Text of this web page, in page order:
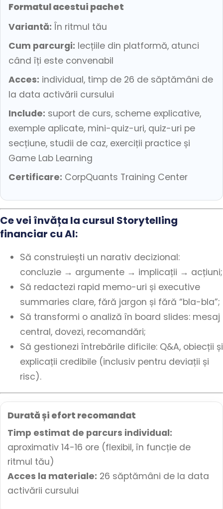
Formatul acestui pachet
Variantă: În ritmul tău
Cum parcurgi: lecțiile din platformă, atunci
când îți este convenabil
Acces: individual, timp de 26 de săptămâni de
la data activării cursului
Include: suport de curs, scheme explicative,
exemple aplicate, mini-quiz-uri, quiz-uri pe
secțiune, studii de caz, exerciții practice și
Game Lab Learning
Certificare: CorpQuants Training Center
Ce vei învăța la cursul Storytelling
financiar cu AI:
Să construiești un narativ decizional:
concluzie → argumente → implicații → acțiuni;
Să redactezi rapid memo-uri și executive
summaries clare, fără jargon și fără “bla-bla”;
Să transformi o analiză în board slides: mesaj
central, dovezi, recomandări;
Să gestionezi întrebările dificile: Q&A, obiecții și
explicații credibile (inclusiv pentru deviații și
risc).
Durată și efort recomandat
Timp estimat de parcurs individual:
aproximativ 14-16 ore (flexibil, în funcție de
ritmul tău)
Acces la materiale: 26 săptămâni de la data
activării cursului